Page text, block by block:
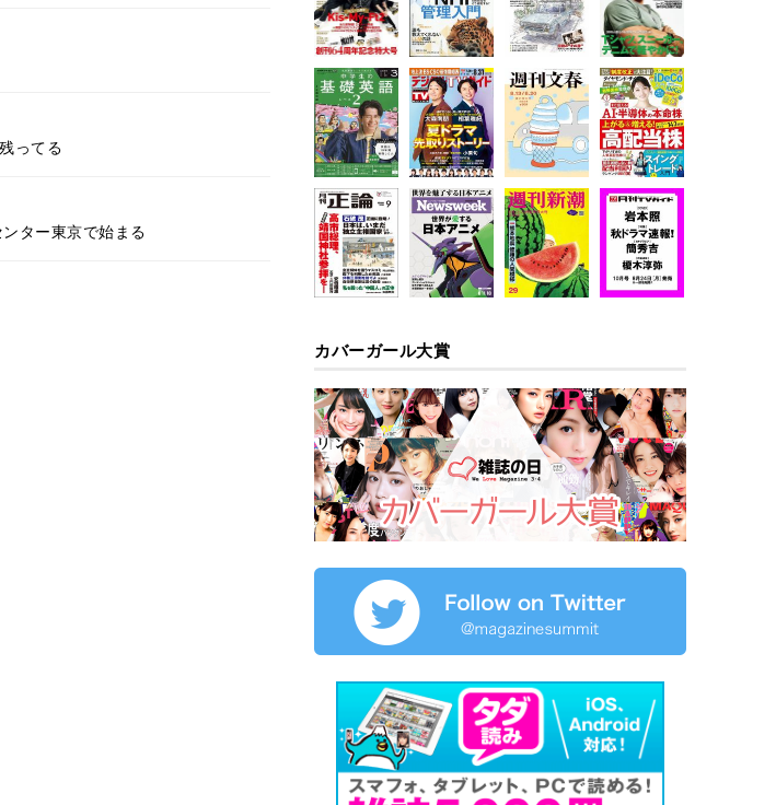
ってる
ター東京で始まる
カバーガール大賞